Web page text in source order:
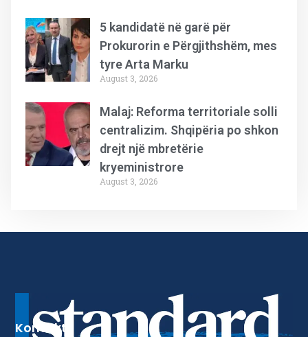
5 kandidatë në garë për
Prokurorin e Përgjithshëm, mes
tyre Arta Marku
August 3, 2026
Malaj: Reforma territoriale solli
centralizim. Shqipëria po shkon
drejt një mbretërie
kryeministrore
August 3, 2026
Kontakt